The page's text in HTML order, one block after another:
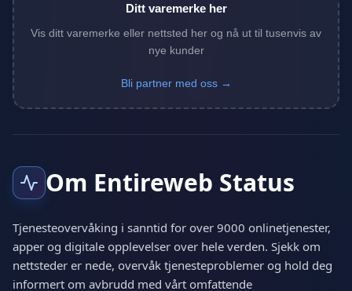
Ditt varemerke her
Vis ditt varemerke eller nettsted her og nå ut til tusenvis av
nye kunder
Bli partner med oss →
Om Entireweb Status
Tjenesteovervåking i sanntid for over 9000 onlinetjenester,
apper og digitale opplevelser over hele verden. Sjekk om
nettsteder er nede, overvåk tjenesteproblemer og hold deg
informert om avbrudd med vårt omfattende